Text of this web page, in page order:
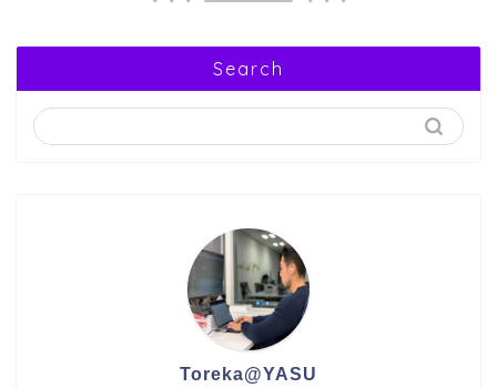
Search
Toreka@YASU